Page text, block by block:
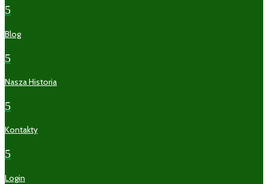
5
Blog
5
Nasza Historia
5
Kontakty
5
Login